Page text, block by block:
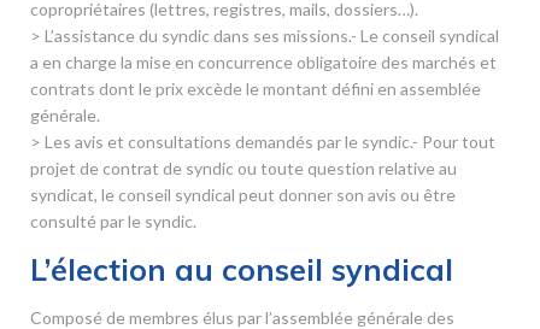
copropriétaires (lettres, registres, mails, dossiers…).
> L’assistance du syndic dans ses missions.- Le conseil syndical
a en charge la mise en concurrence obligatoire des marchés et
contrats dont le prix excède le montant défini en assemblée
générale.
> Les avis et consultations demandés par le syndic.- Pour tout
projet de contrat de syndic ou toute question relative au
syndicat, le conseil syndical peut donner son avis ou être
consulté par le syndic.
L’élection au conseil syndical
Composé de membres élus par l’assemblée générale des